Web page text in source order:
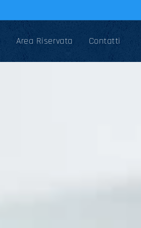
Area Riservata Contatti